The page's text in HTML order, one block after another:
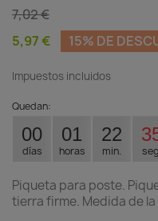
7,02 €
5,97 €
15% DE
Impuestos incluidos
Quedan:
00
días
01
horas
22
min.
Piqueta para poste.
tierra firme. Medida de